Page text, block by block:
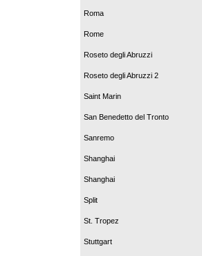
Roma
Rome
Roseto degli Abruzzi
Roseto degli Abruzzi 2
Saint Marin
San Benedetto del Tronto
Sanremo
Shanghai
Shanghai
Split
St. Tropez
Stuttgart